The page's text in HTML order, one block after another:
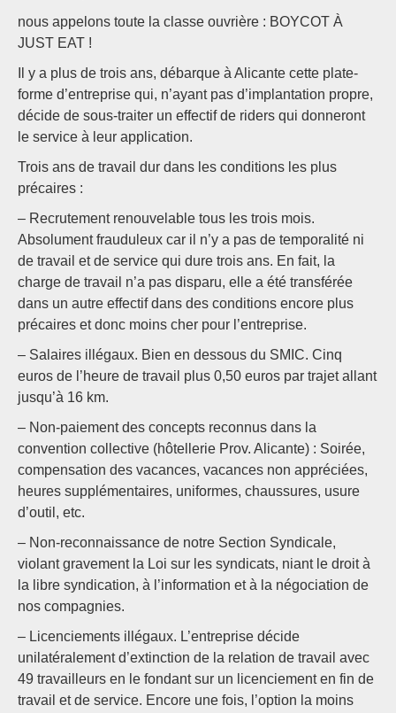
nous appelons toute la classe ouvrière : BOYCOT À
JUST EAT !
Il y a plus de trois ans, débarque à Alicante cette plate-
forme d’entreprise qui, n’ayant pas d’implantation propre,
décide de sous-traiter un effectif de riders qui donneront
le service à leur application.
Trois ans de travail dur dans les conditions les plus
précaires :
– Recrutement renouvelable tous les trois mois.
Absolument frauduleux car il n’y a pas de temporalité ni
de travail et de service qui dure trois ans. En fait, la
charge de travail n’a pas disparu, elle a été transférée
dans un autre effectif dans des conditions encore plus
précaires et donc moins cher pour l’entreprise.
– Salaires illégaux. Bien en dessous du SMIC. Cinq
euros de l’heure de travail plus 0,50 euros par trajet allant
jusqu’à 16 km.
– Non-paiement des concepts reconnus dans la
convention collective (hôtellerie Prov. Alicante) : Soirée,
compensation des vacances, vacances non appréciées,
heures supplémentaires, uniformes, chaussures, usure
d’outil, etc.
– Non-reconnaissance de notre Section Syndicale,
violant gravement la Loi sur les syndicats, niant le droit à
la libre syndication, à l’information et à la négociation de
nos compagnies.
– Licenciements illégaux. L’entreprise décide
unilatéralement d’extinction de la relation de travail avec
49 travailleurs en le fondant sur un licenciement en fin de
travail et de service. Encore une fois, l’option la moins